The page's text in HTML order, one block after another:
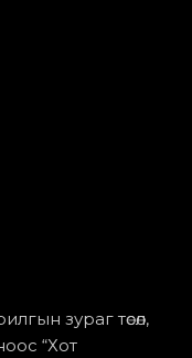
зураг төсөл,
“Хот